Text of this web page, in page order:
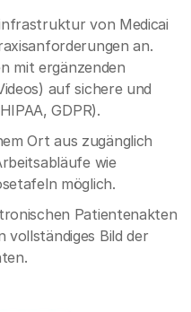
von Medicai
an.
mit ergänzenden
auf sichere und
GDPR).
Ort aus zugänglich
wie
möglich.
Patientenakten
vollständiges Bild der